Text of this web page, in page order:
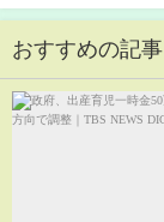
おすすめの記事